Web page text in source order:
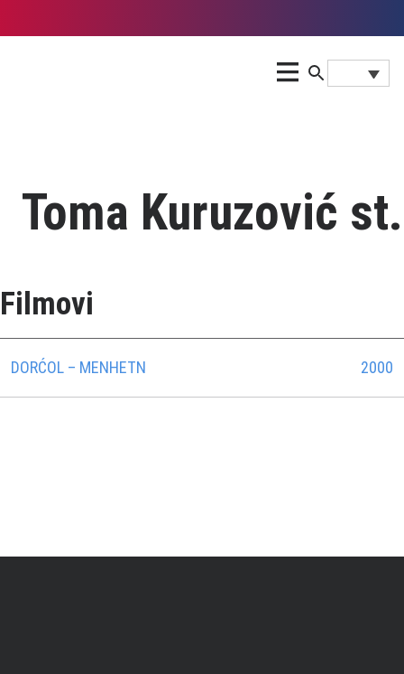
Toma Kuruzović st.
Filmovi
DORĆOL – MENHETN 2000